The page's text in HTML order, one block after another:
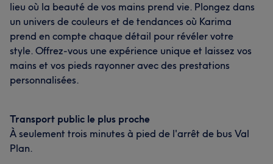
lieu où la beauté de vos mains prend vie. Plongez dans
un univers de couleurs et de tendances où Karima
prend en compte chaque détail pour révéler votre
style. Offrez-vous une expérience unique et laissez vos
mains et vos pieds rayonner avec des prestations
personnalisées.
Transport public le plus proche
À seulement trois minutes à pied de l'arrêt de bus Val
Plan.